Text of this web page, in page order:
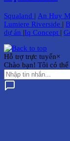
Squaland | An Huy
Lumiere Riverside |
dự án |Iq Concept |
Hỗ trợ trực tuyến×
Chào bạn! Tôi có